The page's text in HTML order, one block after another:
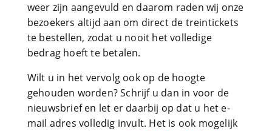
weer zijn aangevuld en daarom raden wij onze
bezoekers altijd aan om direct de treintickets
te bestellen, zodat u nooit het volledige
bedrag hoeft te betalen.
Wilt u in het vervolg ook op de hoogte
gehouden worden? Schrijf u dan in voor de
nieuwsbrief en let er daarbij op dat u het e-
mail adres volledig invult. Het is ook mogelijk